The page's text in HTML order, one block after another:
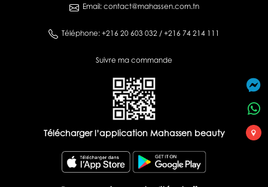
Email: contact@mahassen.com.tn
Téléphone: +216 20 603 032 / +216 74 214 111
Suivre ma commande
Télécharger l’application Mahassen beauty